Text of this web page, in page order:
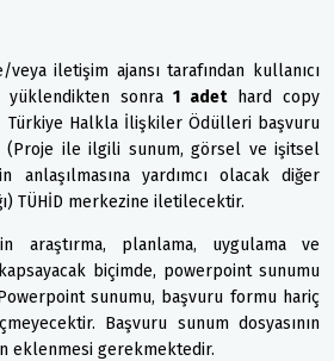
iletişim ajansı tarafından kullanıcı
yüklendikten sonra1 adethard copy
Türkiye Halkla İlişkiler Ödülleri başvuru
(Proje ile ilgili sunum, görsel ve işitsel
anlaşılmasına yardımcı olacak diğer
TÜHİD merkezine iletilecektir.
araştırma, planlama, uygulama ve
biçimde, powerpoint sunumu
sunumu, başvuru formu hariç
Başvuru sunum dosyasının
eklenmesi gerekmektedir.